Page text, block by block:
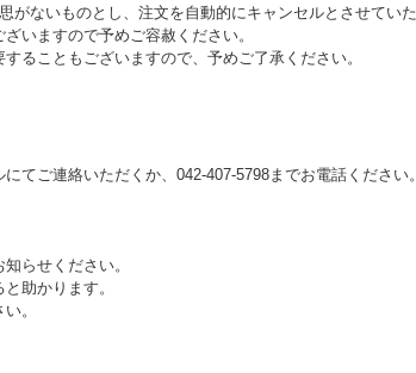
ないものとし、注文を自動的にキャンセルとさせていた
いますので予めご容赦ください。
ることもございますので、予めご了承ください。
てご連絡いただくか、042-407-5798までお電話ください。
らせください。
助かります。
。